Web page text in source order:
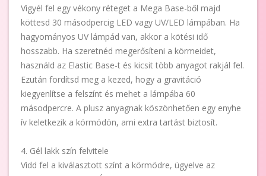
Vigyél fel egy vékony réteget a Mega Base-ből majd
köttesd 30 másodpercig LED vagy UV/LED lámpában. Ha
hagyományos UV lámpád van, akkor a kötési idő
hosszabb. Ha szeretnéd megerősíteni a körmeidet,
használd az Elastic Base-t és kicsit több anyagot rakjál fel.
Ezután fordítsd meg a kezed, hogy a gravitáció
kiegyenlítse a felszínt és mehet a lámpába 60
másodpercre. A plusz anyagnak köszönhetően egy enyhe
ív keletkezik a körmödön, ami extra tartást biztosít.
4. Gél lakk szín felvitele
Vidd fel a kiválasztott színt a körmödre, ügyelve az